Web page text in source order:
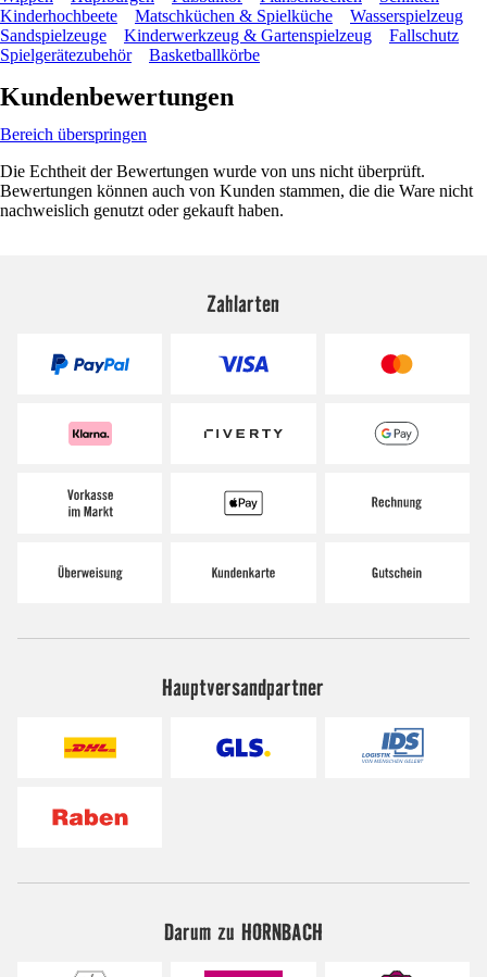
Kinderhochbeete
Matschküchen & Spielküche
Wasserspielzeug
Sandspielzeuge
Kinderwerkzeug & Gartenspielzeug
Fallschutz
Spielgerätezubehör
Basketballkörbe
Kundenbewertungen
Bereich überspringen
Die Echtheit der Bewertungen wurde von uns nicht überprüft.
Bewertungen können auch von Kunden stammen, die die Ware nicht
nachweislich genutzt oder gekauft haben.
Zahlarten
Hauptversandpartner
Darum zu HORNBACH